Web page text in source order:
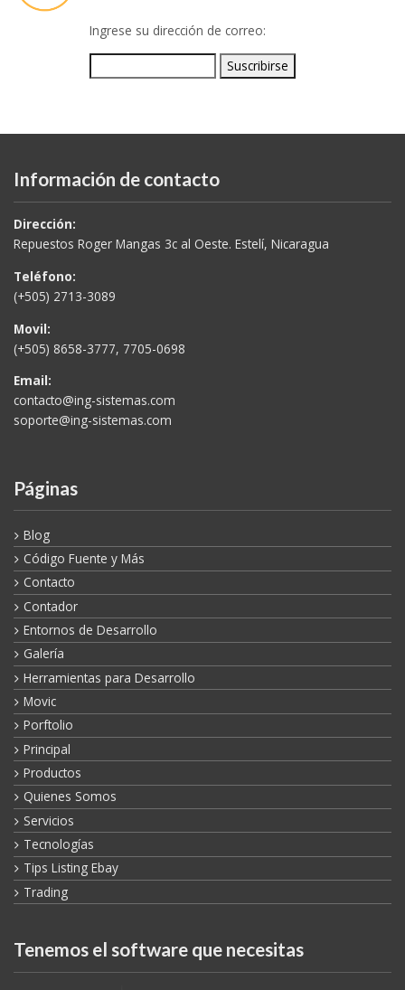
Ingrese su dirección de correo:
Información de contacto
Dirección:
Repuestos Roger Mangas 3c al Oeste. Estelí, Nicaragua
Teléfono:
(+505) 2713-3089
Movil:
(+505) 8658-3777, 7705-0698
Email:
contacto@ing-sistemas.com
soporte@ing-sistemas.com
Páginas
Blog
Código Fuente y Más
Contacto
Contador
Entornos de Desarrollo
Galería
Herramientas para Desarrollo
Movic
Porftolio
Principal
Productos
Quienes Somos
Servicios
Tecnologías
Tips Listing Ebay
Trading
Tenemos el software que necesitas